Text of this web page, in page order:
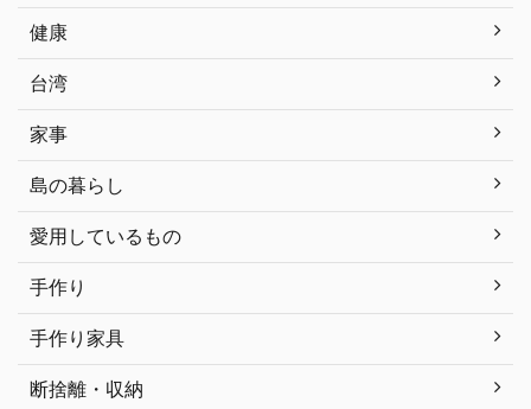
健康
台湾
家事
島の暮らし
愛用しているもの
手作り
手作り家具
断捨離・収納